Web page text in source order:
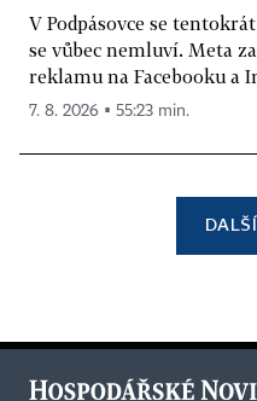
V Podpásovce se
se vůbec nemluví. Meta
reklamu na Facebooku a
7. 8. 2026 ▪ 55:23 min.